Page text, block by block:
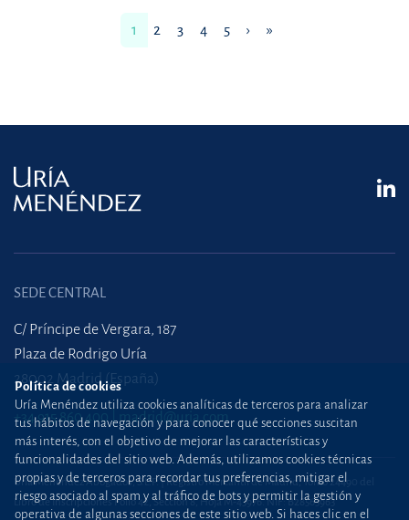
1 2 3 4 5 › »
SEDE CENTRAL
C/ Príncipe de Vergara, 187
Plaza de Rodrigo Uría
28002 Madrid (España)
+34 915 860 400 madrid@uria.com
Uría Menéndez Abogados, S.L.P. | Registro Mercantil de Madrid, Tomo 24490 del
Libro de Inscripciones Folio 42, Sección 8, Hoja M-43976. NIF: B28563963
Política de cookies
Uría Menéndez utiliza cookies analíticas de terceros para analizar
tus hábitos de navegación y para conocer qué secciones suscitan
más interés, con el objetivo de mejorar las características y
funcionalidades del sitio web. Además, utilizamos cookies técnicas
propias y de terceros para recordar tus preferencias, mitigar el
riesgo asociado al spam y al tráfico de bots y permitir la gestión y
operativa de algunas secciones de este sitio web. Si haces clic en el